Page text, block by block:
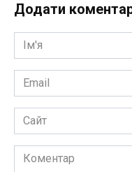
Додати
Ім'я
*
Email
*
Сайт
Коментар